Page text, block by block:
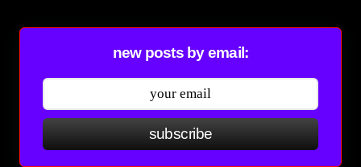
new posts by email:
subscribe